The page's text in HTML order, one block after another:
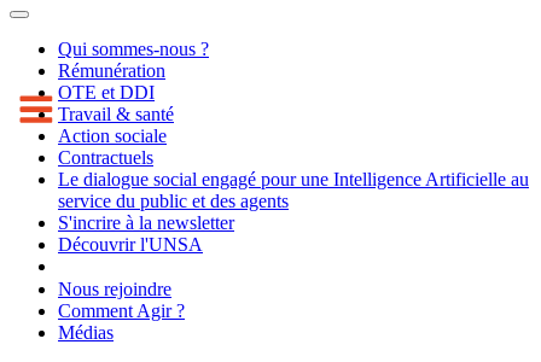
Qui sommes-nous ?
Rémunération
OTE et DDI
Travail & santé
Action sociale
Contractuels
Le dialogue social engagé pour une Intelligence Artificielle au
service du public et des agents
S'incrire à la newsletter
Découvrir l'UNSA
Nous rejoindre
Comment Agir ?
Médias